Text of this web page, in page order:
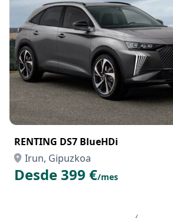
RENTING DS7 BlueHDi
Irun, Gipuzkoa
Desde 399 €/mes